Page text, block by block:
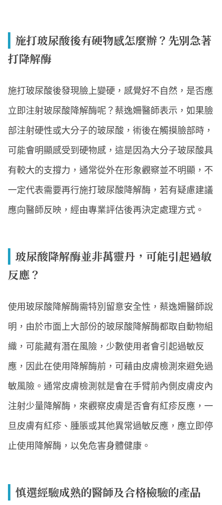
施打玻尿酸後有硬物感怎麼辦？先別急著
打降解酶
施打玻尿酸後發現臉上變硬，感覺好不自然，是否應
立即注射玻尿酸降解酶呢？蔡逸姍醫師表示，如果臉
部注射硬性或大分子的玻尿酸，術後在觸摸臉部時，
可能會明顯感受到硬物感，這是因為大分子玻尿酸具
有較大的支撐力，通常從外在形象觀察並不明顯，不
一定代表需要再行施打玻尿酸降解酶，若有疑慮建議
應向醫師反映，經由專業評估後再決定處理方式。
玻尿酸降解酶並非萬靈丹，可能引起過敏
反應？
使用玻尿酸降解酶需特別留意安全性，蔡逸姍醫師說
明，由於市面上大部份的玻尿酸降解酶都取自動物組
織，可能藏有潛在風險，少數使用者會引起過敏反
應，因此在使用降解酶前，可藉由皮膚檢測來避免過
敏風險。通常皮膚檢測就是會在手臂前內側皮膚皮內
注射少量降解酶，來觀察皮膚是否會有紅疹反應，一
旦皮膚有紅疹、腫脹或其他異常過敏反應，應立即停
止使用降解酶，以免危害身體健康。
慎選經驗成熟的醫師及合格檢驗的產品